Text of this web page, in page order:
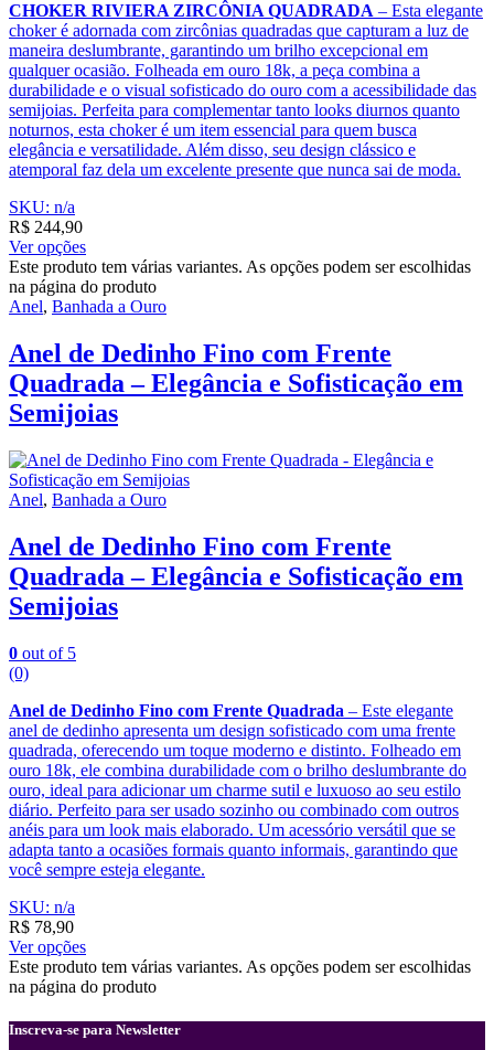
CHOKER RIVIERA ZIRCÔNIA QUADRADA – Esta elegante
choker é adornada com zircônias quadradas que capturam a luz de
maneira deslumbrante, garantindo um brilho excepcional em
qualquer ocasião. Folheada em ouro 18k, a peça combina a
durabilidade e o visual sofisticado do ouro com a acessibilidade das
semijoias. Perfeita para complementar tanto looks diurnos quanto
noturnos, esta choker é um item essencial para quem busca
elegância e versatilidade. Além disso, seu design clássico e
atemporal faz dela um excelente presente que nunca sai de moda.
SKU: n/a
R$ 244,90
Ver opções
Este produto tem várias variantes. As opções podem ser escolhidas
na página do produto
Anel, Banhada a Ouro
Anel de Dedinho Fino com Frente
Quadrada – Elegância e Sofisticação em
Semijoias
Anel, Banhada a Ouro
Anel de Dedinho Fino com Frente
Quadrada – Elegância e Sofisticação em
Semijoias
0 out of 5
(0)
Anel de Dedinho Fino com Frente Quadrada – Este elegante
anel de dedinho apresenta um design sofisticado com uma frente
quadrada, oferecendo um toque moderno e distinto. Folheado em
ouro 18k, ele combina durabilidade com o brilho deslumbrante do
ouro, ideal para adicionar um charme sutil e luxuoso ao seu estilo
diário. Perfeito para ser usado sozinho ou combinado com outros
anéis para um look mais elaborado. Um acessório versátil que se
adapta tanto a ocasiões formais quanto informais, garantindo que
você sempre esteja elegante.
SKU: n/a
R$ 78,90
Ver opções
Este produto tem várias variantes. As opções podem ser escolhidas
na página do produto
Inscreva-se para Newsletter